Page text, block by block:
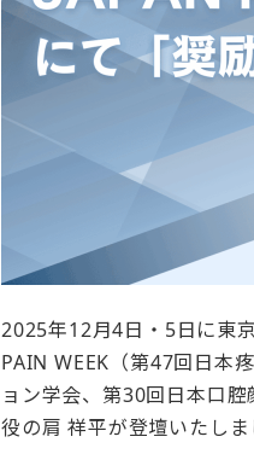
2025年12月4日・5日に東
PAIN WEEK（第47回日本
ョン学会、第30回日本口
役の肩 祥平が登壇いたしま